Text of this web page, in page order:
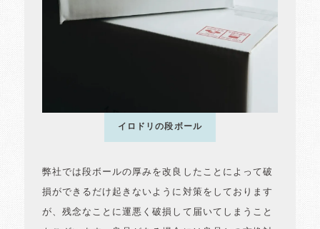
イロドリの段ボール
弊社では段ボールの厚みを改良したことによって破
損ができるだけ起きないように対策をしております
が、残念なことに運悪く破損して届いてしまうこと